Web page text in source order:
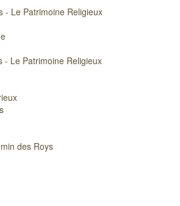
- Le Patrimoine Religieux
- Le Patrimoine Religieux
des Roys